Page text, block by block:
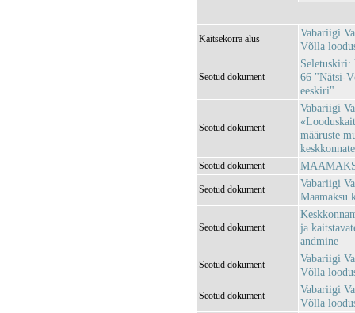
Kaitsekorra alus
Vabariigi
Võlla
Seotud dokument
Seletuskiri:
66 "Nätsi-
eeskiri"
Seotud dokument
Vabariigi
määruste
Seotud dokument
Seotud dokument
Vabariigi
Maamaksu
Seotud dokument
ja
andmine
Seotud dokument
Vabariigi
Võlla
Seotud dokument
Vabariigi
Võlla